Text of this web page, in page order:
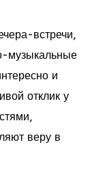
встречи,
музыкальные
и
отклик у
веру в